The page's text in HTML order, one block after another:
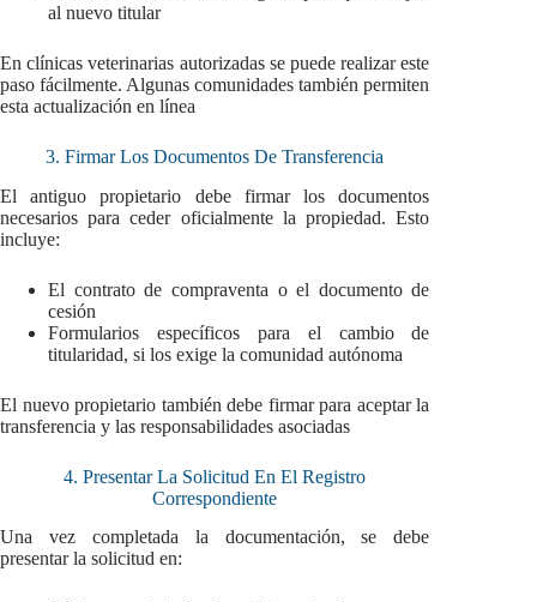
al nuevo titular
En clínicas veterinarias autorizadas se puede realizar este
paso fácilmente. Algunas comunidades también permiten
esta actualización en línea
3. Firmar Los Documentos De Transferencia
El antiguo propietario debe firmar los documentos
necesarios para ceder oficialmente la propiedad. Esto
incluye:
El contrato de compraventa o el documento de
cesión
Formularios específicos para el cambio de
titularidad, si los exige la comunidad autónoma
El nuevo propietario también debe firmar para aceptar la
transferencia y las responsabilidades asociadas
4. Presentar La Solicitud En El Registro
Correspondiente
Una vez completada la documentación, se debe
presentar la solicitud en: